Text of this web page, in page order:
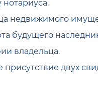
недвижимого
будущего
владельца.
присутствие двух